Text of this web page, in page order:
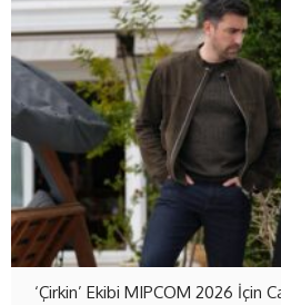
‘Çirkin’ Ekibi MIPCOM 2026 İçin